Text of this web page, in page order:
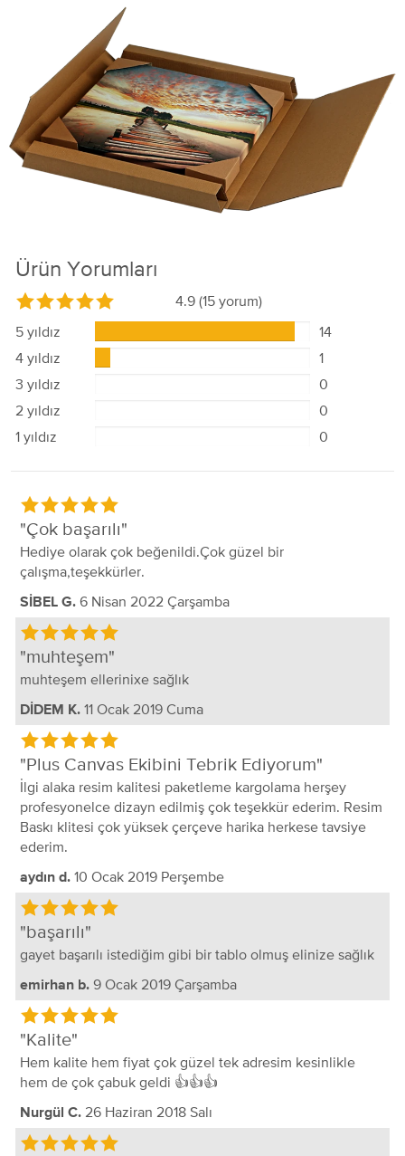
Ürün Yorumları
4.9 (15 yorum)
5 yıldız
14
4 yıldız
1
3 yıldız
0
2 yıldız
0
1 yıldız
0
Çok başarılı
Hediye olarak çok beğenildi.Çok güzel bir
çalışma,teşekkürler.
SİBEL G. 6 Nisan 2022 Çarşamba
muhteşem
muhteşem ellerinixe sağlık
DİDEM K. 11 Ocak 2019 Cuma
Plus Canvas Ekibini Tebrik Ediyorum
İlgi alaka resim kalitesi paketleme kargolama herşey
profesyonelce dizayn edilmiş çok teşekkür ederim. Resim
Baskı klitesi çok yüksek çerçeve harika herkese tavsiye
ederim.
aydın d. 10 Ocak 2019 Perşembe
başarılı
gayet başarılı istediğim gibi bir tablo olmuş elinize sağlık
emirhan b. 9 Ocak 2019 Çarşamba
Kalite
Hem kalite hem fiyat çok güzel tek adresim kesinlikle
hem de çok çabuk geldi 👍👍👍
Nurgül C. 26 Haziran 2018 Salı